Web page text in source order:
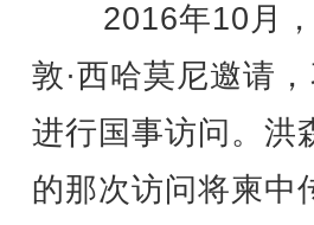
2016年10月，
敦·西哈莫尼邀请
进行国事访问。洪
的那次访问将柬中